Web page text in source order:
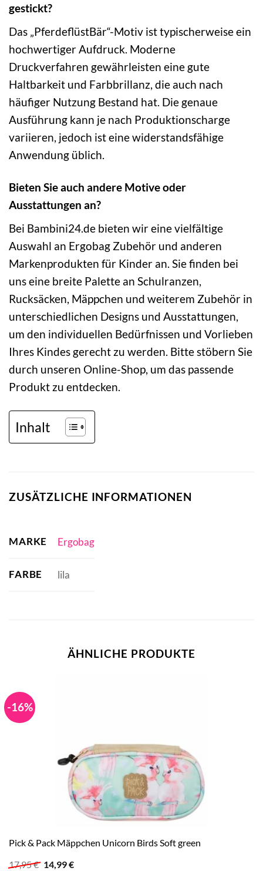
gestickt?
Das „PferdeflüstBär“-Motiv ist typischerweise ein
hochwertiger Aufdruck. Moderne
Druckverfahren gewährleisten eine gute
Haltbarkeit und Farbbrillanz, die auch nach
häufiger Nutzung Bestand hat. Die genaue
Ausführung kann je nach Produktionscharge
variieren, jedoch ist eine widerstandsfähige
Anwendung üblich.
Bieten Sie auch andere Motive oder
Ausstattungen an?
Bei Bambini24.de bieten wir eine vielfältige
Auswahl an Ergobag Zubehör und anderen
Markenprodukten für Kinder an. Sie finden bei
uns eine breite Palette an Schulranzen,
Rucksäcken, Mäppchen und weiterem Zubehör in
unterschiedlichen Designs und Ausstattungen,
um den individuellen Bedürfnissen und Vorlieben
Ihres Kindes gerecht zu werden. Bitte stöbern Sie
durch unseren Online-Shop, um das passende
Produkt zu entdecken.
Inhalt
ZUSÄTZLICHE INFORMATIONEN
MARKE Ergobag
FARBE lila
ÄHNLICHE PRODUKTE
-16%
Pick & Pack Mäppchen Unicorn Birds Soft green
17,95€ Ursprünglicher
14,99€Aktueller